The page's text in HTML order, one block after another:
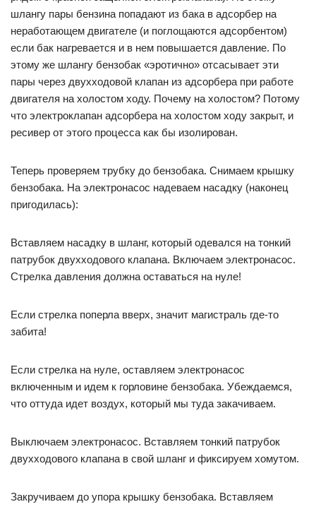
шлангу пары бензина попадают из бака в адсорбер на
неработающем двигателе (и поглощаются адсорбентом)
если бак нагревается и в нем повышается давление. По
этому же шлангу бензобак «эротично» отсасывает эти
пары через двухходовой клапан из адсорбера при работе
двигателя на холостом ходу. Почему на холостом? Потому
что электроклапан адсорбера на холостом ходу закрыт, и
ресивер от этого процесса как бы изолирован.
Теперь проверяем трубку до бензобака. Снимаем крышку
бензобака. На электронасос надеваем насадку (наконец
пригодилась):
Вставляем насадку в шланг, который одевался на тонкий
патрубок двухходового клапана. Включаем электронасос.
Стрелка давления должна оставаться на нуле!
Если стрелка поперла вверх, значит магистраль где-то
забита!
Если стрелка на нуле, оставляем электронасос
включенным и идем к горловине бензобака. Убеждаемся,
что оттуда идет воздух, который мы туда закачиваем.
Выключаем электронасос. Вставляем тонкий патрубок
двухходового клапана в свой шланг и фиксируем хомутом.
Закручиваем до упора крышку бензобака. Вставляем